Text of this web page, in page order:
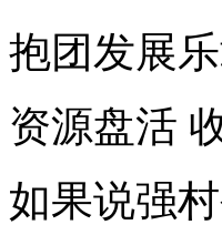
抱团发展乐
资源盘活
如果说强